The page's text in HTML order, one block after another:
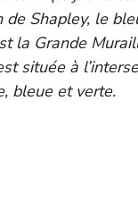
de Shapley, le
la Grande
située à
bleue et verte.